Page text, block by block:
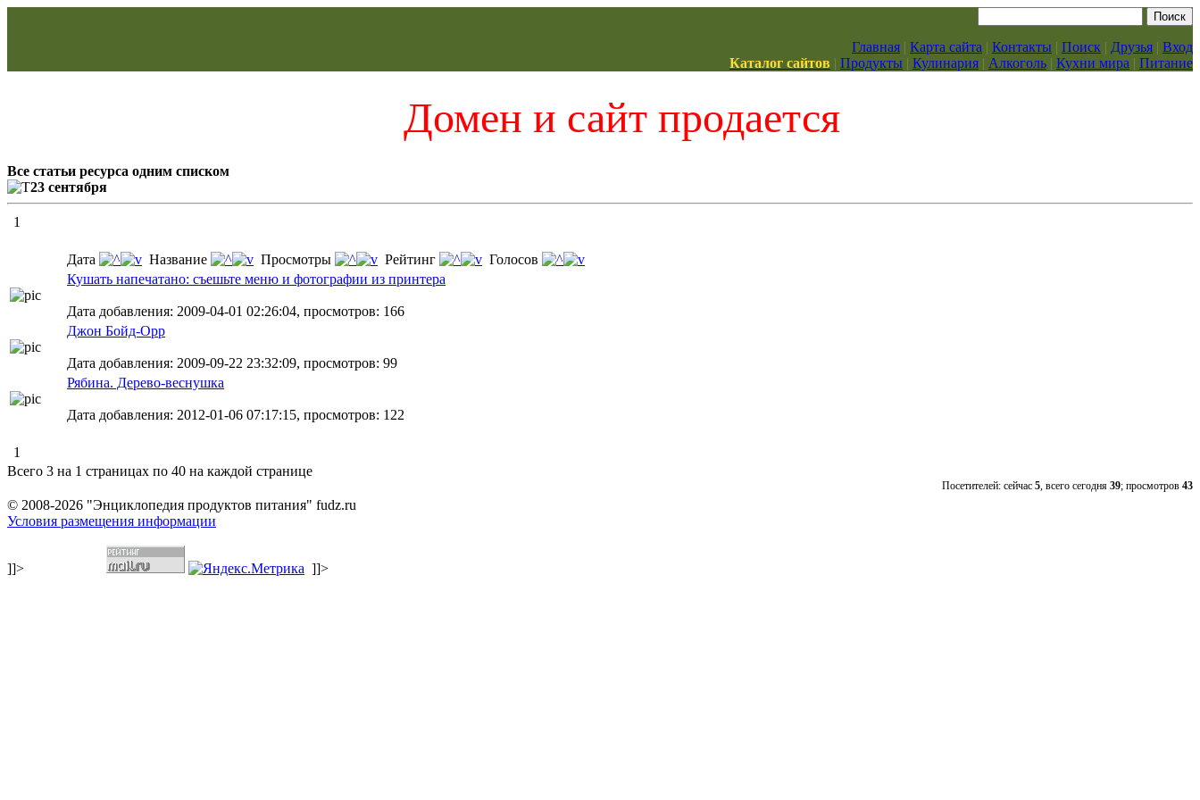
Главная | Карта сайта | Контакты | Поиск | Друзья | Вход
Каталог сайтов | Продукты | Кулинария | Алкоголь | Кухни мира | Питание
Домен и сайт продается
Все статьи ресурса одним списком
23 сентября
1
Дата Название Просмотры Рейтинг
Голосов
Кушать напечатано: съешьте меню и фотографии из принтера
Дата добавления: 2009-04-01 02:26:04, просмотров: 166
Джон Бойд-Орр
Дата добавления: 2009-09-22 23:32:09, просмотров: 99
Рябина. Дерево-веснушка
Дата добавления: 2012-01-06 07:17:15, просмотров: 122
1
Всего 3 на 1 страницах по 40 на каждой странице
Посетителей: сейчас 5, всего сегодня 39; просмотров 43
© 2008-2026 "Энциклопедия продуктов питания" fudz.ru
Условия размещения информации
]]> ]]>